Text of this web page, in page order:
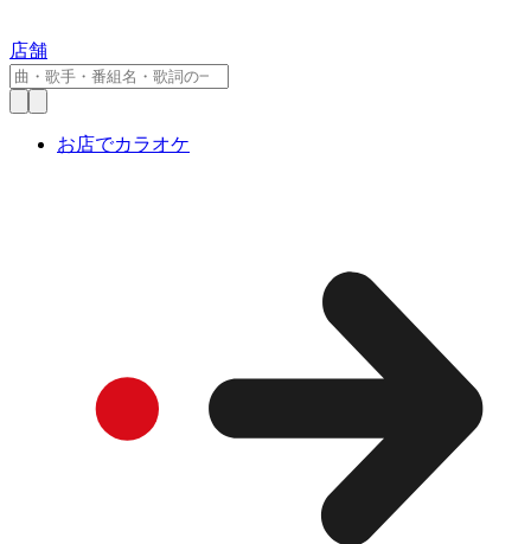
店舗
お店でカラオケ